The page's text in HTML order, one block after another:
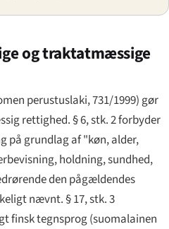
og traktatmæssige
perustuslaki, 731/1999) gør
rettighed. § 6, stk. 2 forbyder
på grundlag af "køn, alder,
holdning, sundhed,
den pågældendes
nævnt. § 17, stk. 3
finsk tegnsprog (suomalainen